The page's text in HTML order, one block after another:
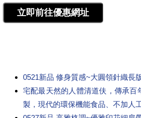
0521新品 修身質感~大圓領針織長
宅配最天然的人體清道伕，傳承百
製，現代的環保機能食品、不加人